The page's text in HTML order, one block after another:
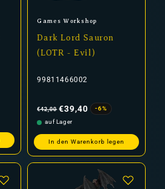
Anbieter:
Games Workshop
Dark Lord Sauron
(LOTR - Evil)
99811466002
Preis
€42,00 €39,40
-6%
auf Lager
In den Warenkorb legen